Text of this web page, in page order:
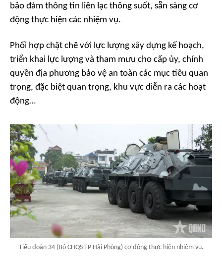
bảo đảm thông tin liên lạc thông suốt, sẵn sàng cơ
động thực hiện các nhiệm vụ.
Phối hợp chặt chẽ với lực lượng xây dựng kế hoạch,
triển khai lực lượng và tham mưu cho cấp ủy, chính
quyền địa phương bảo vệ an toàn các mục tiêu quan
trọng, đặc biệt quan trọng, khu vực diễn ra các hoạt
động…
Tiểu đoàn 34 (Bộ CHQS TP Hải Phòng) cơ động thực hiện nhiệm vụ.